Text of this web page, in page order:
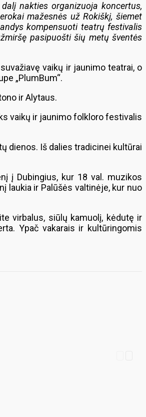
nakties organizuoja koncertus,
mažesnės už Rokiškį, šiemet
kompensuoti teatrų festivalis
pasipuošti šių metų šventės
vaikų ir jaunimo teatrai, o
„PlumBum“.
ir Alytaus.
vaikų ir jaunimo folkloro festivalis
dienos. Iš dalies tradicinei kultūrai
į Dubingius, kur 18 val. muzikos
laukia ir Palūšės valtinėje, kur nuo
virbalus, siūlų kamuolį, kėdutę ir
Ypač vakarais ir kultūringomis